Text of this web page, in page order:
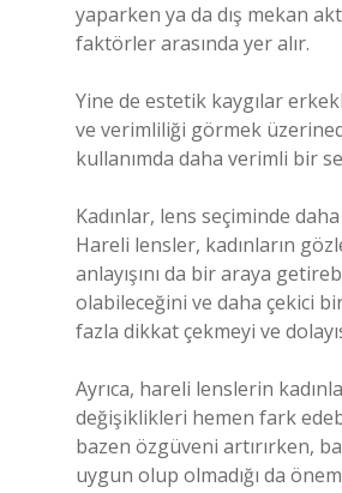
yaparken ya da dış mekan
faktörler arasında yer alır.
Yine de estetik kaygılar
ve verimliliği görmek
kullanımda daha verimli bir
Kadınlar, lens seçiminde
Hareli lensler, kadınların
anlayışını da bir araya
olabileceğini ve daha çekici
fazla dikkat çekmeyi ve
Ayrıca, hareli lenslerin
değişiklikleri hemen fark
bazen özgüveni artırırken,
uygun olup olmadığı da